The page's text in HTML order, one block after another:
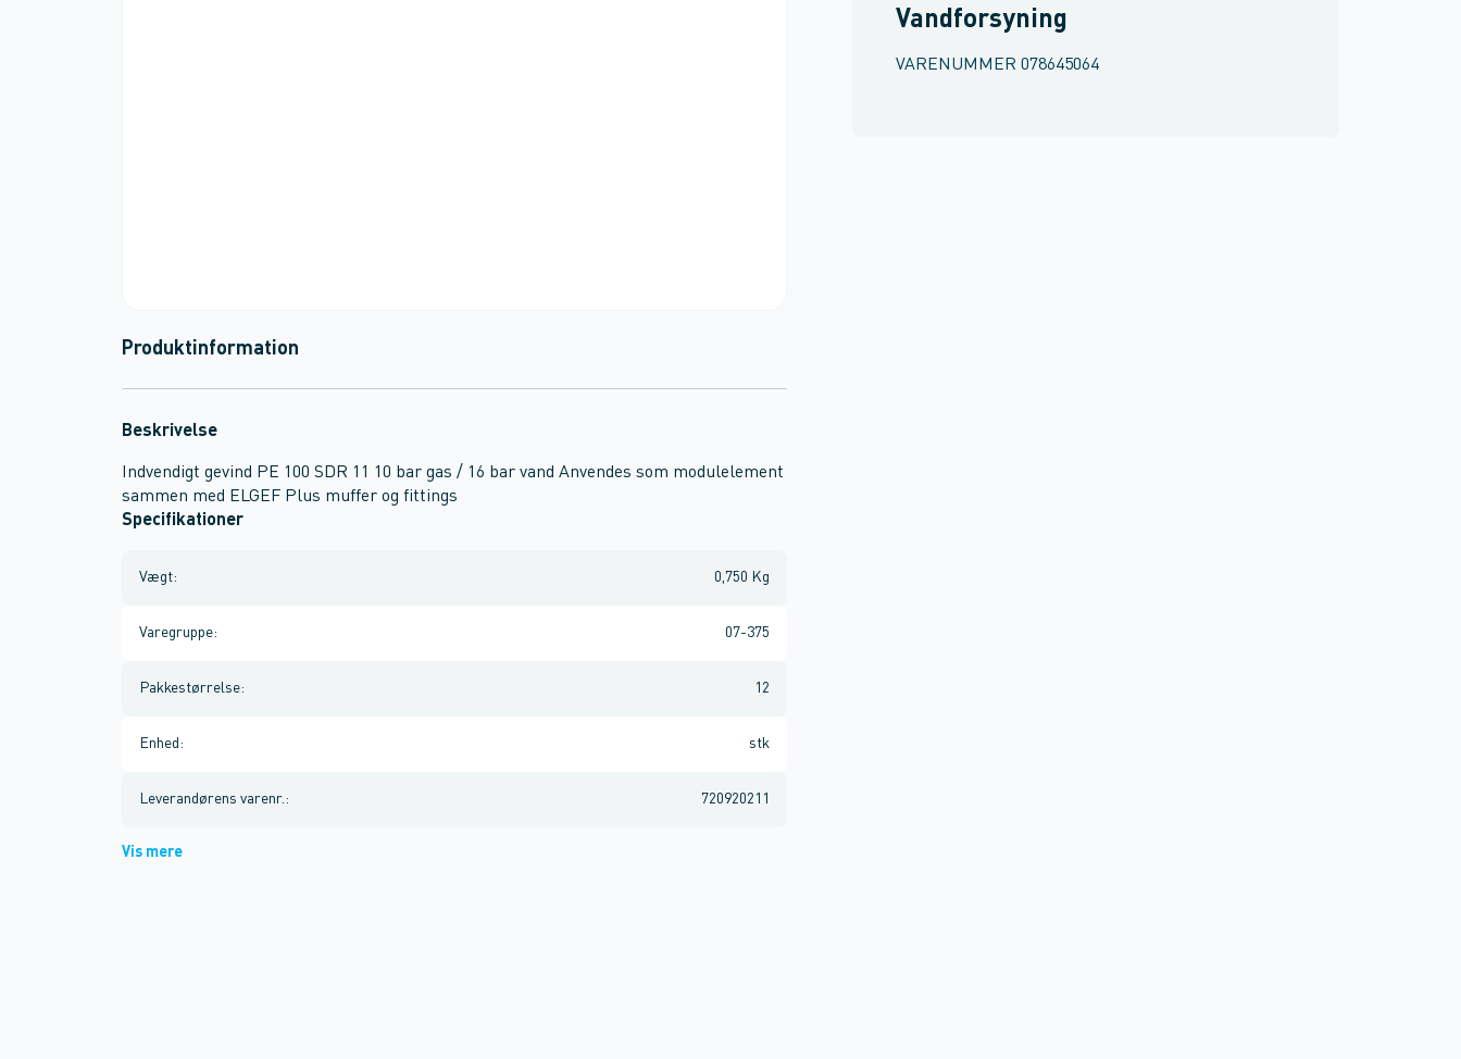
Vandforsyning
VARENUMMER 078645064
Produktinformation
Beskrivelse
Indvendigt gevind PE 100 SDR 11 10 bar gas / 16 bar vand Anvendes som modulelement
sammen med ELGEF Plus muffer og fittings
Specifikationer
Vægt: 0,750 Kg
Varegruppe: 07-375
Pakkestørrelse: 12
Enhed : stk
Leverandørens varenr. : 720920211
Vis mere